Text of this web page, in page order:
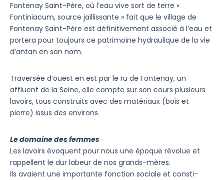
Fontenay Saint-Père, où l’eau vive sort de terre «
Fontiniacum, source jaillissante » fait que le village de
Fontenay Saint-Père est définitivement associé à l’eau et
portera pour toujours ce patrimoine hydraulique de la vie
d’antan en son nom.
Traversée d’ouest en est par le ru de Fontenay, un
affluent de la Seine, elle compte sur son cours plusieurs
lavoirs, tous construits avec des matériaux (bois et
pierre) issus des environs.
Le domaine des femmes
Les lavoirs évoquent pour nous une époque révolue et
rappellent le dur labeur de nos grands-mères.
Ils avaient une importante fonction sociale et consti­